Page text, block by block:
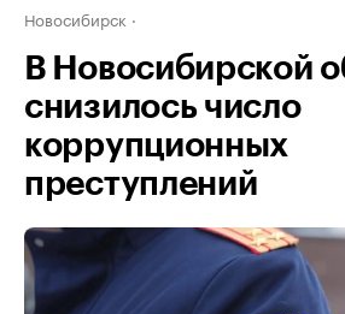
Новосибирск
В Новосибирской
снизилось число
коррупционных
преступлений